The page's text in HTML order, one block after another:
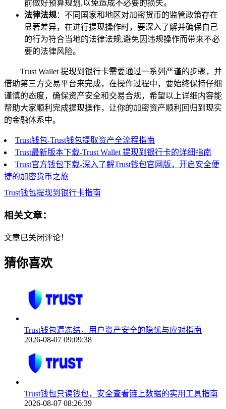
前做好预算规划,以免造成不必要的损失。
法律法规：不同国家和地区对加密货币的监管政策存在
显著差异，在进行提现操作时，要深入了解并确保自己
的行为符合当地的法律法规,避免因违规操作而带来不必
要的法律风险。
Trust Wallet 提现到银行卡需要通过一系列严谨的步骤，并
借助第三方交易平台来完成，在操作过程中，要始终保持仔细
谨慎的态度，确保资产安全和交易合规，希望以上详细内容能
帮助大家顺利完成提现操作，让你的加密资产顺利回归到现实
的金融体系中。
Trust钱包-Trust钱包提取资产全流程指南
Trust最新版本下载-Trust Wallet 提现到银行卡的详细指南
Trust官方钱包下载-深入了解Trust钱包官网版，开启安全便
捷的加密货币之旅
Trust钱包提现到银行卡指南
相关文章：
文章已关闭评论！
猜你喜欢
Trust钱包遭冻结，用户资产安全的隐忧与应对指南
2026-08-07 09:09:38
Trust钱包只读钱包，安全查看链上数据的实用工具指南
2026-08-07 08:26:39